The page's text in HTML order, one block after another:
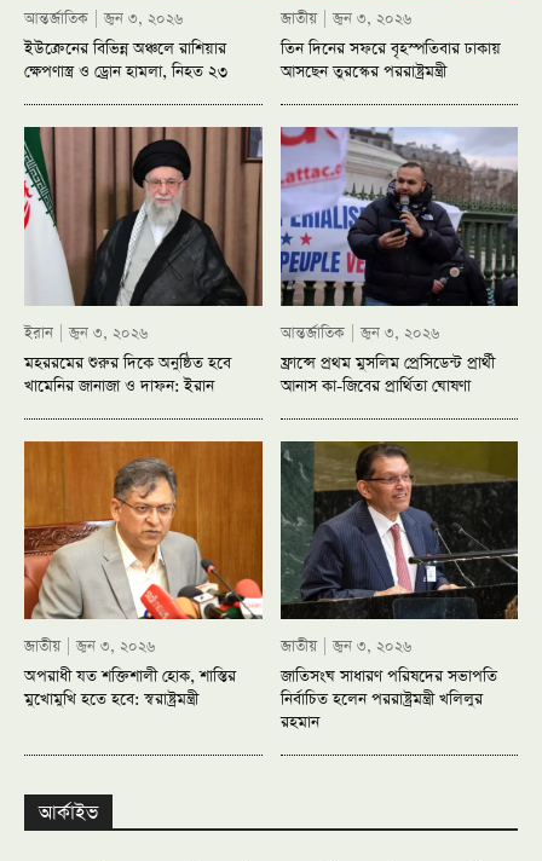
আন্তর্জাতিক জুন ৩, ২০২৬
ইউক্রেনের বিভিন্ন অঞ্চলে রাশিয়ার
ক্ষেপণাস্ত্র ও ড্রোন হামলা, নিহত ২৩
জাতীয় জুন ৩, ২০২৬
তিন দিনের সফরে বৃহস্পতিবার ঢাকায়
আসছেন তুরস্কের পররাষ্ট্রমন্ত্রী
ইরান জুন ৩, ২০২৬
মহররমের শুরুর দিকে অনুষ্ঠিত হবে
খামেনির জানাজা ও দাফন: ইরান
আন্তর্জাতিক জুন ৩, ২০২৬
ফ্রান্সে প্রথম মুসলিম প্রেসিডেন্ট প্রার্থী
আনাস কা-জিবের প্রার্থিতা ঘোষণা
জাতীয় জুন ৩, ২০২৬
অপরাধী যত শক্তিশালী হোক, শাস্তির
মুখোমুখি হতে হবে: স্বরাষ্ট্রমন্ত্রী
জাতীয় জুন ৩, ২০২৬
জাতিসংঘ সাধারণ পরিষদের সভাপতি
নির্বাচিত হলেন পররাষ্ট্রমন্ত্রী খলিলুর
রহমান
আর্কাইভ